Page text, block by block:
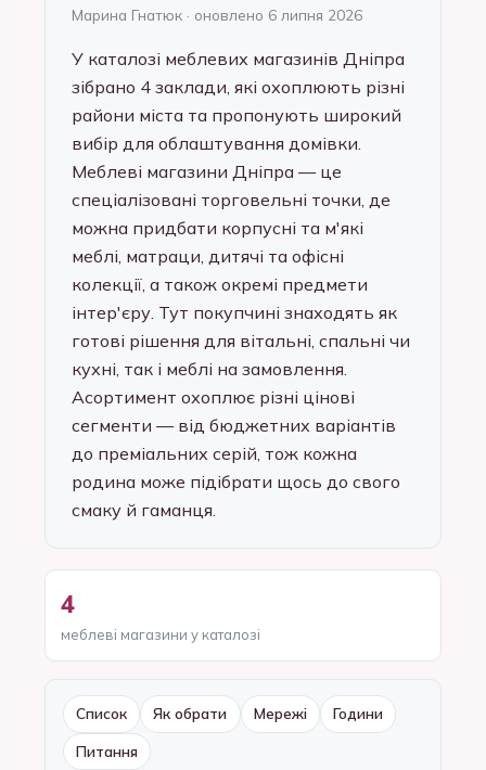
Марина Гнатюк · оновлено 6 липня 2026
У каталозі меблевих магазинів Дніпра
зібрано 4 заклади, які охоплюють різні
райони міста та пропонують широкий
вибір для облаштування домівки.
Меблеві магазини Дніпра — це
спеціалізовані торговельні точки, де
можна придбати корпусні та м'які
меблі, матраци, дитячі та офісні
колекції, а також окремі предмети
інтер'єру. Тут покупчині знаходять як
готові рішення для вітальні, спальні чи
кухні, так і меблі на замовлення.
Асортимент охоплює різні цінові
сегменти — від бюджетних варіантів
до преміальних серій, тож кожна
родина може підібрати щось до свого
смаку й гаманця.
4
меблеві магазини у каталозі
Список Як обрати Мережі Години
Питання